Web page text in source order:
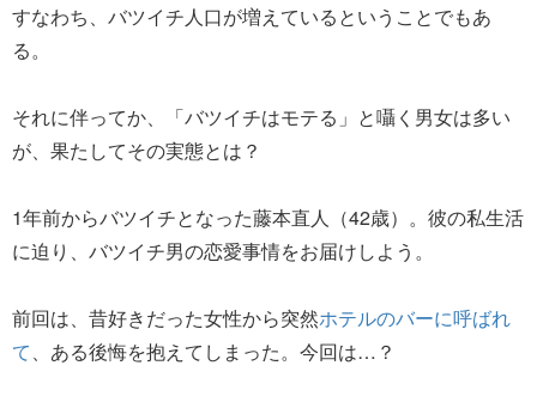
すなわち、バツイチ人口が増えているということでもあ
る。
それに伴ってか、「バツイチはモテる」と囁く男女は多い
が、果たしてその実態とは？
1年前からバツイチとなった藤本直人（42歳）。彼の私生活
に迫り、バツイチ男の恋愛事情をお届けしよう。
前回は、昔好きだった女性から突然ホテルのバーに呼ばれ
て、ある後悔を抱えてしまった。今回は…？